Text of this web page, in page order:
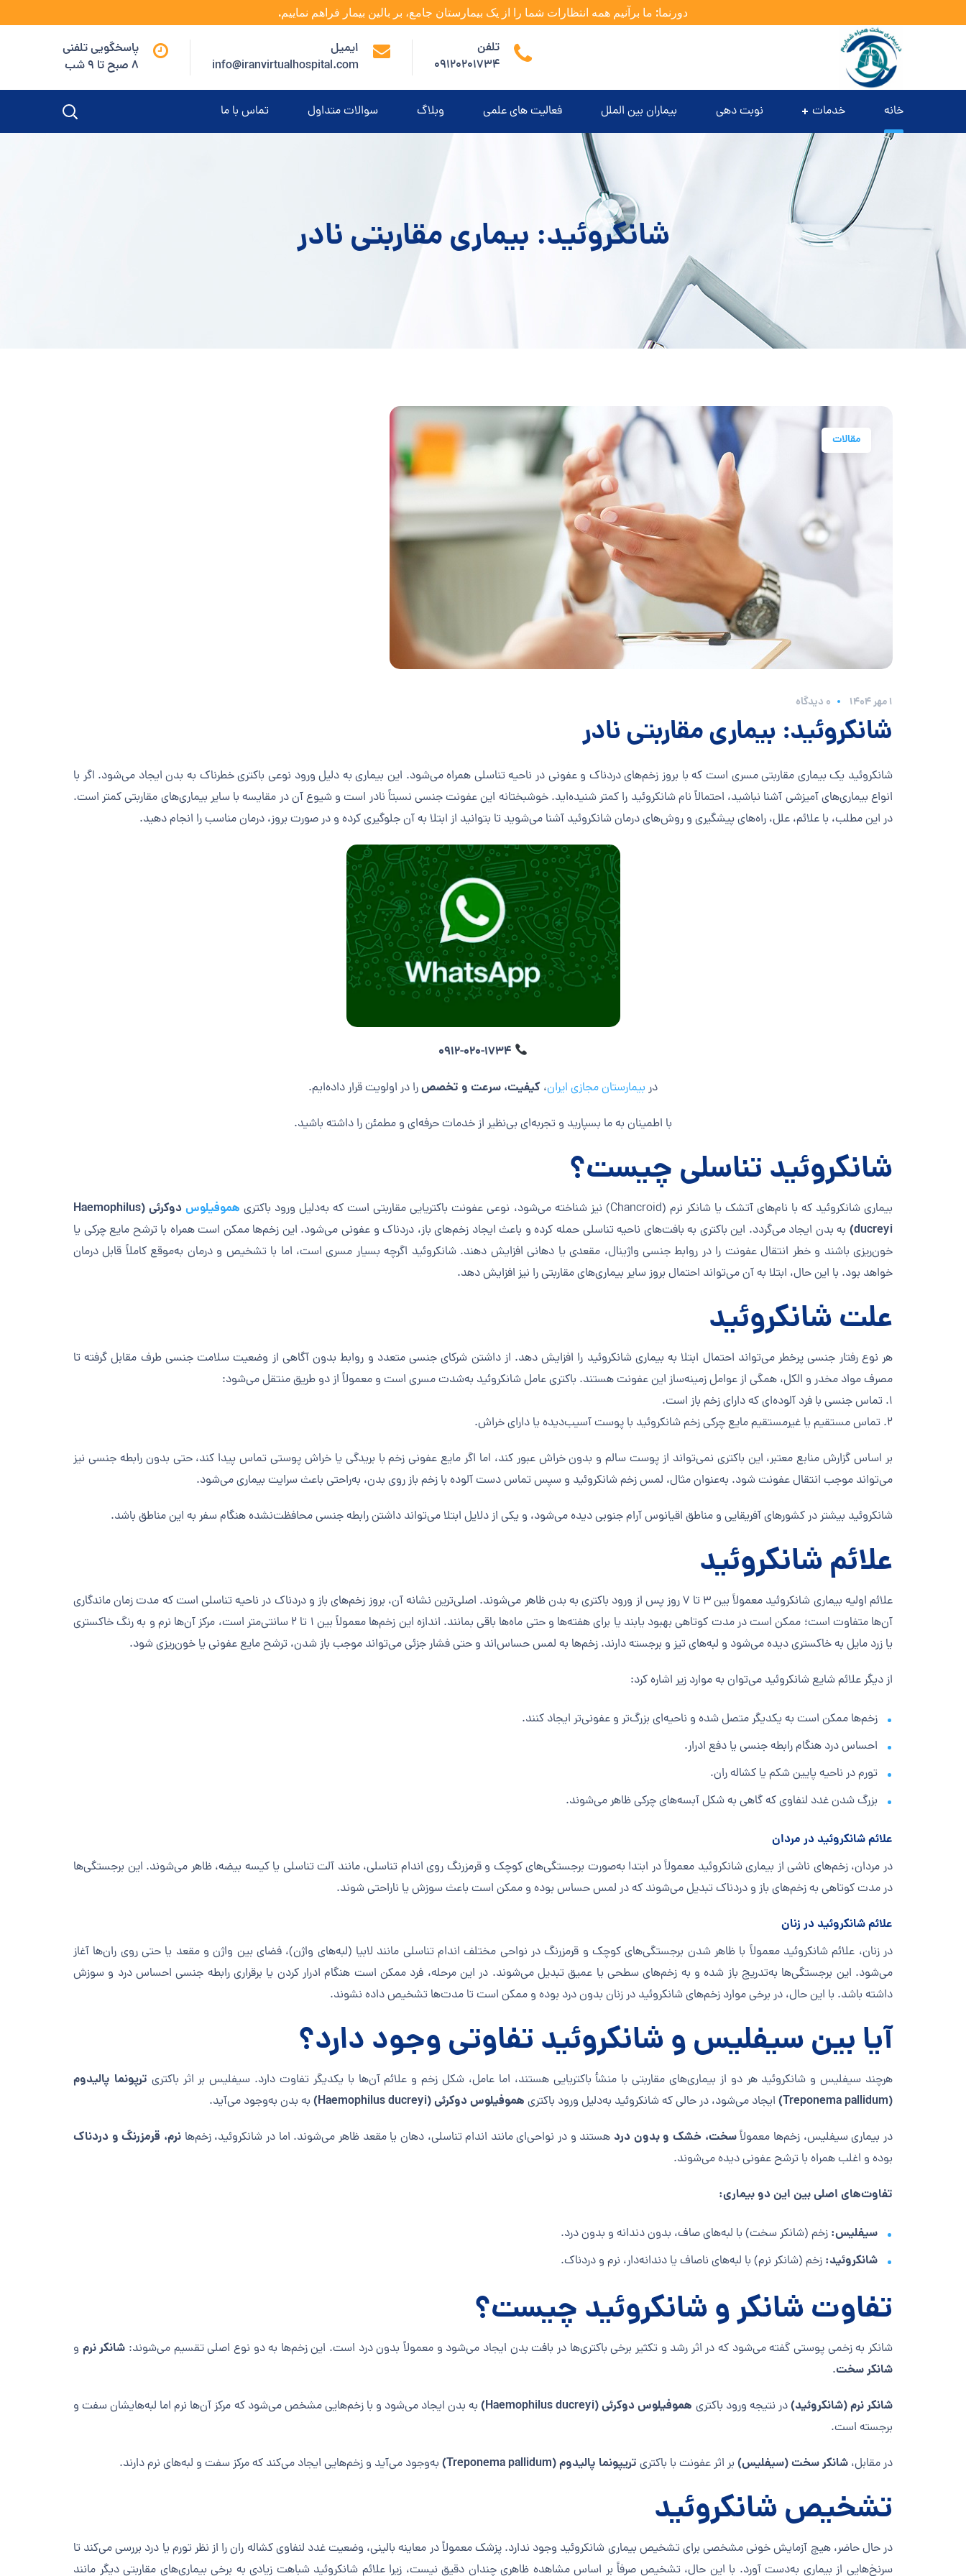
دورنما: ما برآنیم همه انتظارات شما را از یک بیمارستان جامع، بر بالین بیمار فراهم نماییم.
تلفن
09120201734
ایمیل
info@iranvirtualhospital.com
پاسخگویی تلفنی
8 صبح تا 9 شب
خانه خدمات نوبت دهی بیماران بین الملل فعالیت های علمی وبلاگ سوالات متداول تماس با ما
شانکروئید: بیماری مقاربتی نادر
مقالات
۱ مهر ۱۴۰۴ 0 دیدگاه
شانکروئید: بیماری مقاربتی نادر
شانکروئید یک بیماری مقاربتی مسری است که با بروز زخم‌های دردناک و عفونی در ناحیه تناسلی همراه می‌شود. این بیماری به دلیل ورود نوعی باکتری خطرناک به بدن ایجاد می‌شود. اگر با
انواع بیماری‌های آمیزشی آشنا نباشید، احتمالاً نام شانکروئید را کمتر شنیده‌اید. خوشبختانه این عفونت جنسی نسبتاً نادر است و شیوع آن در مقایسه با سایر بیماری‌های مقاربتی کمتر است.
در این مطلب، با علائم، علل، راه‌های پیشگیری و روش‌های درمان شانکروئید آشنا می‌شوید تا بتوانید از ابتلا به آن جلوگیری کرده و در صورت بروز، درمان مناسب را انجام دهید.
0912-020-1734
در بیمارستان مجازی ایران، کیفیت، سرعت و تخصصرا در اولویت قرار داده‌ایم.
با اطمینان به ما بسپارید و تجربه‌ای بی‌نظیر از خدمات حرفه‌ای و مطمئن را داشته باشید.
شانکروئید تناسلی چیست؟
بیماری شانکروئید که با نام‌های آتشک یا شانکر نرم (Chancroid) نیز شناخته می‌شود، نوعی عفونت باکتریایی مقاربتی است که به‌دلیل ورود باکتری هموفیلوس
دوکرئی (Haemophilus
ducreyi) به بدن ایجاد می‌گردد. این باکتری به بافت‌های ناحیه تناسلی حمله کرده و باعث ایجاد زخم‌های باز، دردناک و عفونی می‌شود. این زخم‌ها ممکن است همراه با ترشح مایع چرکی یا
خون‌ریزی باشند و خطر انتقال عفونت را در روابط جنسی واژینال، مقعدی یا دهانی افزایش دهند. شانکروئید اگرچه بسیار مسری است، اما با تشخیص و درمان به‌موقع کاملاً قابل درمان
خواهد بود. با این حال، ابتلا به آن می‌تواند احتمال بروز سایر بیماری‌های مقاربتی را نیز افزایش دهد.
علت شانکروئید
هر نوع رفتار جنسی پرخطر می‌تواند احتمال ابتلا به بیماری شانکروئید را افزایش دهد. از داشتن شرکای جنسی متعدد و روابط بدون آگاهی از وضعیت سلامت جنسی طرف مقابل گرفته تا
مصرف مواد مخدر و الکل، همگی از عوامل زمینه‌ساز این عفونت هستند. باکتری عامل شانکروئید به‌شدت مسری است و معمولاً از دو طریق منتقل می‌شود:
۱. تماس جنسی با فرد آلوده‌ای که دارای زخم باز است.
۲. تماس مستقیم یا غیرمستقیم مایع چرکی زخم شانکروئید با پوست آسیب‌دیده یا دارای خراش.
بر اساس گزارش منابع معتبر، این باکتری نمی‌تواند از پوست سالم و بدون خراش عبور کند، اما اگر مایع عفونی زخم با بریدگی یا خراش پوستی تماس پیدا کند، حتی بدون رابطه جنسی نیز
می‌تواند موجب انتقال عفونت شود. به‌عنوان مثال، لمس زخم شانکروئید و سپس تماس دست آلوده با زخم باز روی بدن، به‌راحتی باعث سرایت بیماری می‌شود.
شانکروئید بیشتر در کشورهای آفریقایی و مناطق اقیانوس آرام جنوبی دیده می‌شود، و یکی از دلایل ابتلا می‌تواند داشتن رابطه جنسی محافظت‌نشده هنگام سفر به این مناطق باشد.
علائم شانکروئید
علائم اولیه بیماری شانکروئید معمولاً بین ۳ تا ۷ روز پس از ورود باکتری به بدن ظاهر می‌شوند. اصلی‌ترین نشانه آن، بروز زخم‌های باز و دردناک در ناحیه تناسلی است که مدت زمان ماندگاری
آن‌ها متفاوت است؛ ممکن است در مدت کوتاهی بهبود یابند یا برای هفته‌ها و حتی ماه‌ها باقی بمانند. اندازه این زخم‌ها معمولاً بین ۱ تا ۲ سانتی‌متر است، مرکز آن‌ها نرم و به رنگ خاکستری
یا زرد مایل به خاکستری دیده می‌شود و لبه‌های تیز و برجسته دارند. زخم‌ها به لمس حساس‌اند و حتی فشار جزئی می‌تواند موجب باز شدن، ترشح مایع عفونی یا خون‌ریزی شود.
از دیگر علائم شایع شانکروئید می‌توان به موارد زیر اشاره کرد:
زخم‌ها ممکن است به یکدیگر متصل شده و ناحیه‌ای بزرگ‌تر و عفونی‌تر ایجاد کنند.
احساس درد هنگام رابطه جنسی یا دفع ادرار.
تورم در ناحیه پایین شکم یا کشاله ران.
بزرگ شدن غدد لنفاوی که گاهی به شکل آبسه‌های چرکی ظاهر می‌شوند.
علائم شانکروئید در مردان
در مردان، زخم‌های ناشی از بیماری شانکروئید معمولاً در ابتدا به‌صورت برجستگی‌های کوچک و قرمزرنگ روی اندام تناسلی، مانند آلت تناسلی یا کیسه بیضه، ظاهر می‌شوند. این برجستگی‌ها
در مدت کوتاهی به زخم‌های باز و دردناک تبدیل می‌شوند که در لمس حساس بوده و ممکن است باعث سوزش یا ناراحتی شوند.
علائم شانکروئید در زنان
در زنان، علائم شانکروئید معمولاً با ظاهر شدن برجستگی‌های کوچک و قرمزرنگ در نواحی مختلف اندام تناسلی مانند لابیا (لبه‌های واژن)، فضای بین واژن و مقعد یا حتی روی ران‌ها آغاز
می‌شود. این برجستگی‌ها به‌تدریج باز شده و به زخم‌های سطحی یا عمیق تبدیل می‌شوند. در این مرحله، فرد ممکن است هنگام ادرار کردن یا برقراری رابطه جنسی احساس درد و سوزش
داشته باشد. با این حال، در برخی موارد زخم‌های شانکروئید در زنان بدون درد بوده و ممکن است تا مدت‌ها تشخیص داده نشوند.
آیا بین سیفلیس و شانکروئید تفاوتی وجود دارد؟
هرچند سیفلیس و شانکروئید هر دو از بیماری‌های مقاربتی با منشأ باکتریایی هستند، اما عامل، شکل زخم و علائم آن‌ها با یکدیگر تفاوت دارد. سیفلیس بر اثر باکتری ترپونما پالیدوم
(Treponema pallidum)
ایجاد می‌شود، در حالی که شانکروئید به‌دلیل ورود باکتری هموفیلوس دوکرئی (Haemophilus ducreyi) به بدن به‌وجود می‌آید.
در بیماری سیفلیس، زخم‌ها معمولاًسخت، خشک و بدون درد هستند و در نواحی‌ای مانند اندام تناسلی، دهان یا مقعد ظاهر می‌شوند. اما در شانکروئید، زخم‌هانرم، قرمزرنگ و دردناک
بوده و اغلب همراه با ترشح عفونی دیده می‌شوند.
تفاوت‌های اصلی بین این دو بیماری:
سیفلیس: زخم (شانکر سخت) با لبه‌های صاف، بدون دندانه و بدون درد.
شانکروئید: زخم (شانکر نرم) با لبه‌های ناصاف یا دندانه‌دار، نرم و دردناک.
تفاوت شانکر و شانکروئید چیست؟
شانکر به زخمی پوستی گفته می‌شود که در اثر رشد و تکثیر برخی باکتری‌ها در بافت بدن ایجاد می‌شود و معمولاً بدون درد است. این زخم‌ها به دو نوع اصلی تقسیم می‌شوند: شانکر نرم و
شانکر سخت.
شانکر نرم (شانکروئید)در نتیجه ورود باکتری هموفیلوس دوکرئی (Haemophilus ducreyi)
به بدن ایجاد می‌شود و با زخم‌هایی مشخص می‌شود که مرکز آن‌ها نرم اما لبه‌هایشان سفت و
برجسته است.
در مقابل، شانکر سخت (سیفلیس) بر اثر عفونت با باکتری تریپونما پالیدوم (Treponema pallidum) به‌وجود می‌آید و زخم‌هایی ایجاد می‌کند که مرکز سفت و لبه‌های نرم دارند.
تشخیص شانکروئید
در حال حاضر، هیچ آزمایش خونی مشخصی برای تشخیص بیماری شانکروئید وجود ندارد. پزشک معمولاً در معاینه بالینی، وضعیت غدد لنفاوی کشاله ران را از نظر تورم یا درد بررسی می‌کند تا
سرنخ‌هایی از بیماری به‌دست آورد. با این حال، تشخیص صرفاً بر اساس مشاهده ظاهری چندان دقیق نیست، زیرا علائم شانکروئید شباهت زیادی به برخی بیماری‌های مقاربتی دیگر مانند